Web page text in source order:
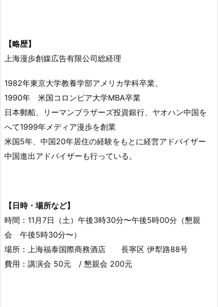
【略歴】
上海漫歩創媒広告有限公司総経理
1982年東京大学教養学部アメリカ学科卒業、
1990年 米国コロンビア大学MBA卒業
日本郵船、リーマンブラザーズ投資銀行、ヤオハン中国を
へて1999年メディア漫歩を創業
米国5年、中国20年居住の経験をもとに経営アドバイザー
中国進出アドバイザーも行っている。
【日時・場所など】
時間：11月7日（土）午後3時30分〜午後5時00分（懇親
会 午後5時30分〜）
場所：上海福泰国際商務酒店 長寧区 伊犁路88号
費用：講演会 50元 / 懇親会 200元